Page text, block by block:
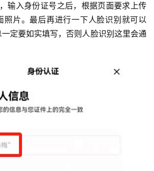
输入身份证号之后，根据页面要求上传
照片。最后再进行一下人脸识别就可以
定要如实填写，否则人脸识别这里会通